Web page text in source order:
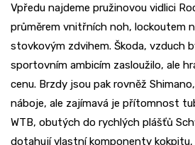
Vpředu najdeme pružinovou vidlici
průměrem vnitřních noh, lockoutem
stovkovým zdvihem. Škoda, vzduch
sportovním ambicím zasloužilo, ale
cenu. Brzdy jsou pak rovněž
náboje, ale zajímavá je přítomnost
WTB, obutých do rychlých plášťů
dotahují vlastní komponenty